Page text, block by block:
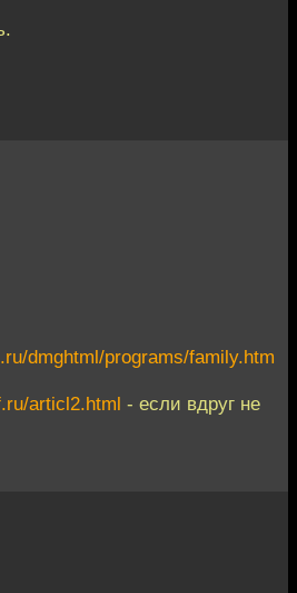
dmghtml/programs/family.htm
articl2.html - если вдруг не